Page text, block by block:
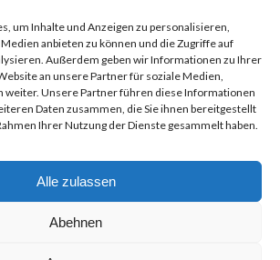
um Inhalte und Anzeigen zu personalisieren,
anbieten zu können und die Zugriffe auf
Außerdem geben wir Informationen zu Ihrer
an unsere Partner für soziale Medien,
weiter. Unsere Partner führen diese Informationen
Daten zusammen, die Sie ihnen bereitgestellt
Ihrer Nutzung der Dienste gesammelt haben.
Alle zulassen
Abehnen
Hauptstraße 97, 68259 Mannheim